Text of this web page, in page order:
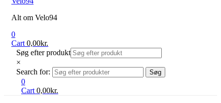
Alt om Velo94
0
Cart 0,00kr.
Søg efter produkt
×
Search for:
Søg
0
Cart 0,00kr.